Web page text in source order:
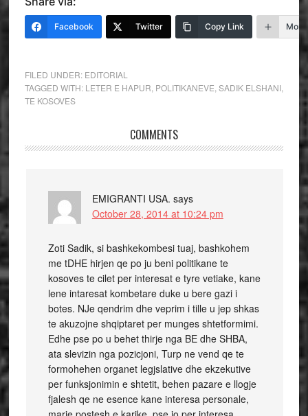
Facebook Twitter Copy Link More
FILED UNDER: EDITORIAL
TAGGED WITH: LETER E HAPUR POLITIKANEVE SADIK ELSHANI,
TE KOSOVES
COMMENTS
EMIGRANTI USA. says
October 28, 2014 at 10:24 pm
Zoti Sadik, si bashkekombesi tuaj, bashkohem
me tDHE hirjen qe po ju beni politikane te
kosoves te cilet per interesat e tyre vetiake, kane
lene intaresat kombetare duke u bere gazi i
botes. NJe qendrim dhe veprim i tille u jep shkas
te akuzojne shqiptaret per munges shtetformimi.
Edhe pse po u behet thirje nga BE dhe SHBA,
ata slevizin nga pozicjoni, Turp ne vend qe te
formohehen organet legjslative dhe ekzekutive
per funksjonimin e shtetit, behen pazare e llogje
fjalesh qe ne esence kane interesa personale,